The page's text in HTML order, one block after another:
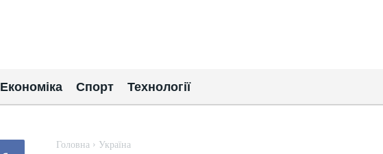
Економіка Спорт Технології
Головна Україна